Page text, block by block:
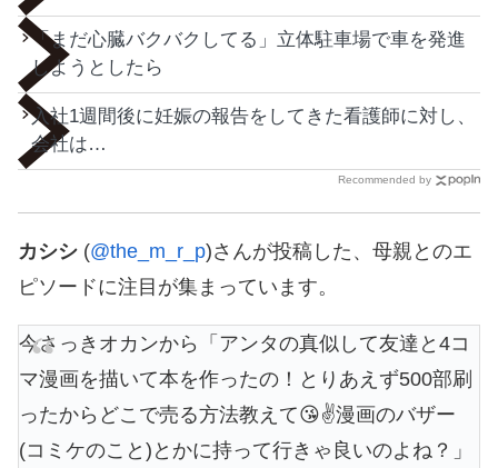
「まだ心臓バクバクしてる」立体駐車場で車を発進
しようとしたら
入社1週間後に妊娠の報告をしてきた看護師に対し、
会社は…
Recommended by
カシシ (@the_m_r_p)さんが投稿した、母親とのエ
ピソードに注目が集まっています。
今さっきオカンから「アンタの真似して友達と4コ
マ漫画を描いて本を作ったの！とりあえず500部刷
ったからどこで売る方法教えて😘✌️漫画のバザー
(コミケのこと)とかに持って行きゃ良いのよね？」